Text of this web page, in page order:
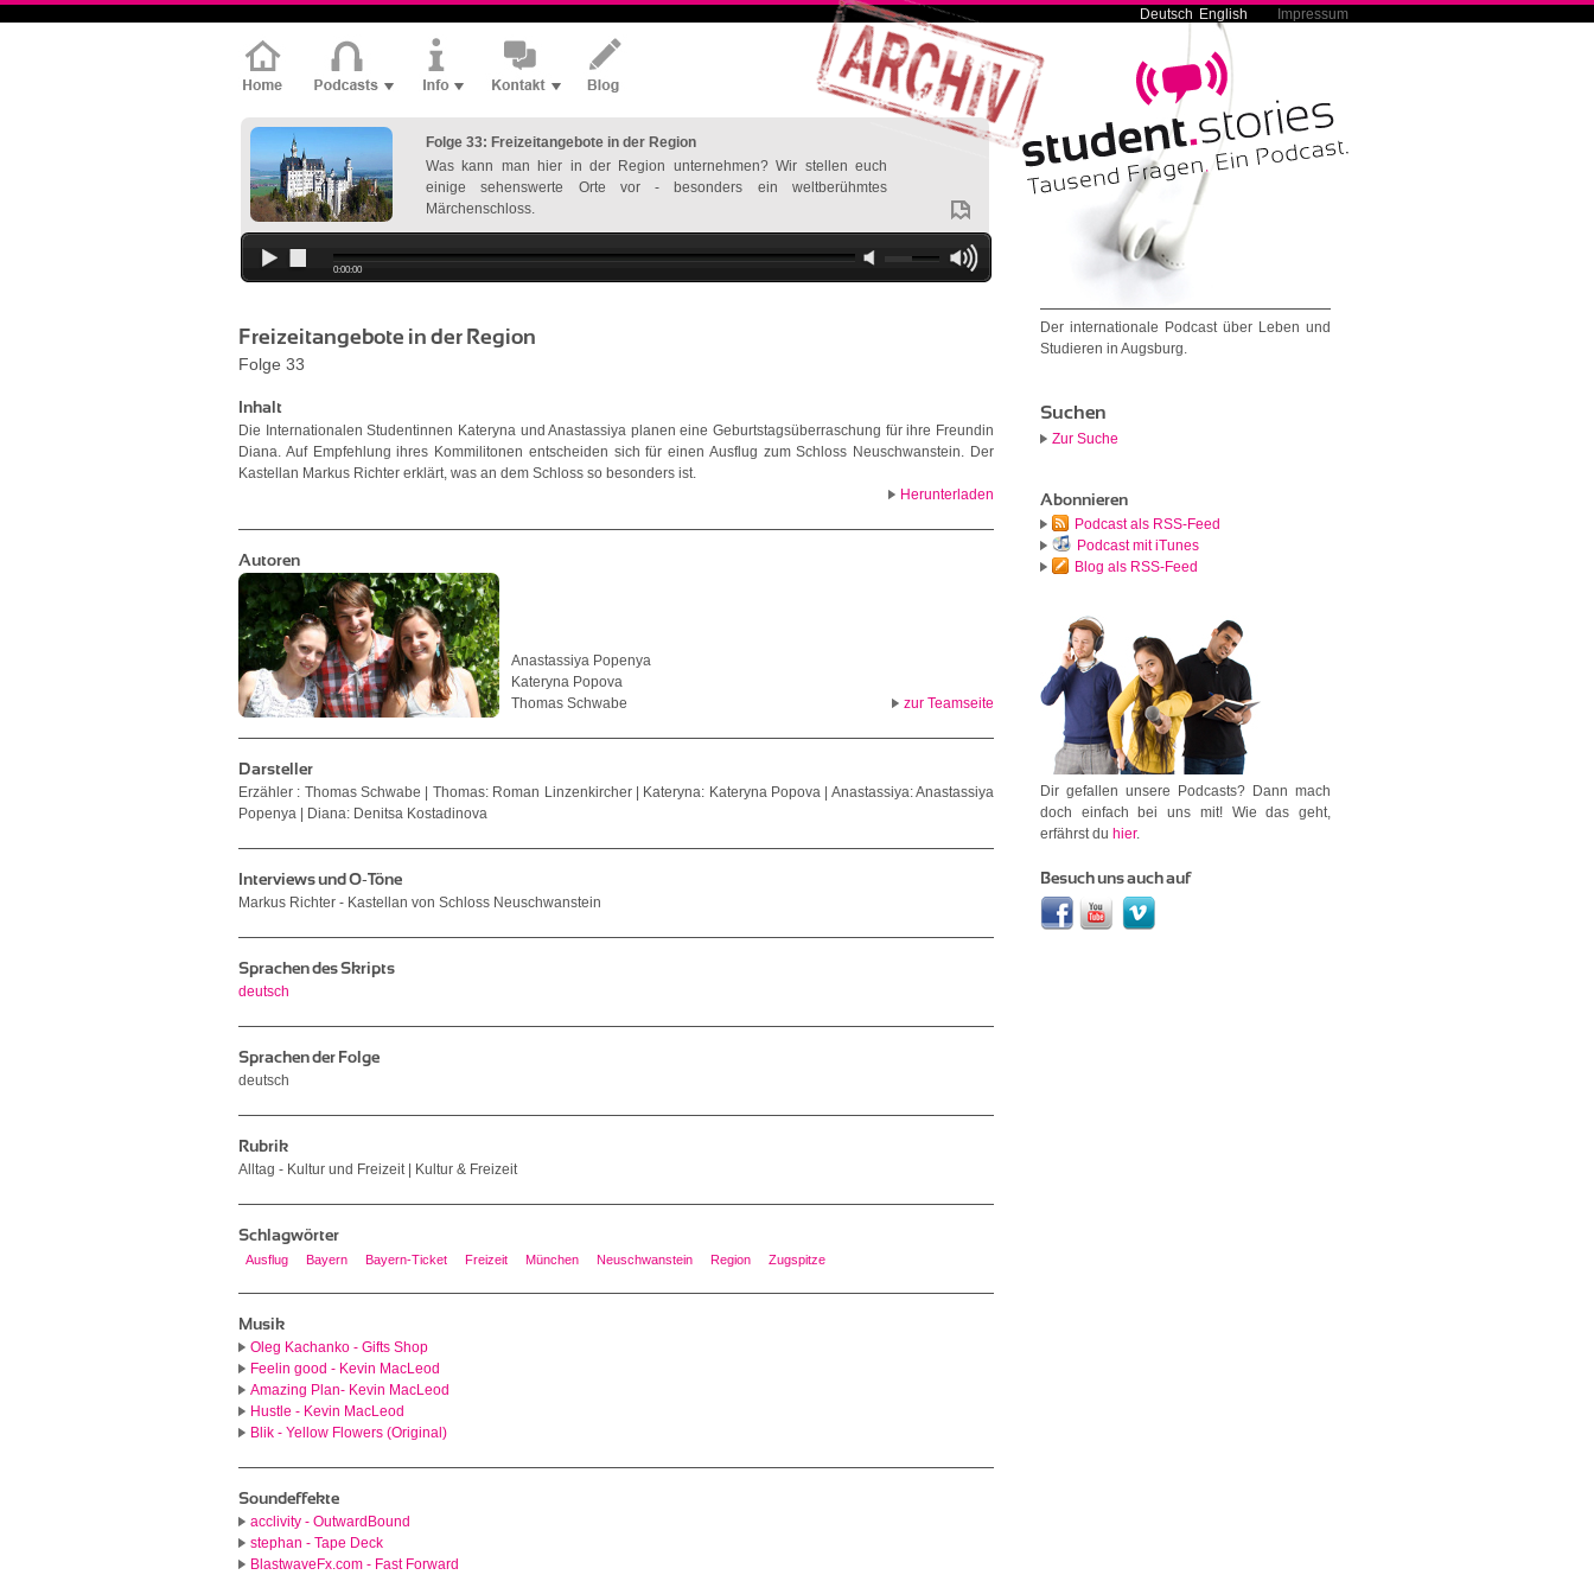
Impressum
English
Deutsch
Folge 33: Freizeitangebote in der Region
Was kann man hier in der Region unternehmen? Wir stellen euch
einige sehenswerte Orte vor - besonders ein weltberühmtes
Märchenschloss.
0:00:00
Freizeitangebote in der Region
Folge 33
Inhalt
Die Internationalen Studentinnen Kateryna und Anastassiya planen eine Geburtstagsüberraschung für ihre Freundin
Diana. Auf Empfehlung ihres Kommilitonen entscheiden sich für einen Ausflug zum Schloss Neuschwanstein. Der
Kastellan Markus Richter erklärt, was an dem Schloss so besonders ist.
Herunterladen
Autoren
Anastassiya Popenya
Kateryna Popova
Thomas Schwabe
zur Teamseite
Darsteller
Erzähler : Thomas Schwabe | Thomas: Roman Linzenkircher | Kateryna: Kateryna Popova | Anastassiya: Anastassiya
Popenya | Diana: Denitsa Kostadinova
Interviews und O-Töne
Markus Richter - Kastellan von Schloss Neuschwanstein
Sprachen des Skripts
deutsch
Sprachen der Folge
deutsch
Rubrik
Alltag - Kultur und Freizeit | Kultur & Freizeit
Schlagwörter
Ausflug Bayern Bayern-Ticket Freizeit München Neuschwanstein Region Zugspitze
Musik
Oleg Kachanko - Gifts Shop
Feelin good - Kevin MacLeod
Amazing Plan- Kevin MacLeod
Hustle - Kevin MacLeod
Blik - Yellow Flowers (Original)
Soundeffekte
acclivity - OutwardBound
stephan - Tape Deck
BlastwaveFx.com - Fast Forward
Der internationale Podcast über Leben und
Studieren in Augsburg.
Suchen
Zur Suche
Abonnieren
Podcast als RSS-Feed
Podcast mit iTunes
Blog als RSS-Feed
Dir gefallen unsere Podcasts? Dann mach
doch einfach bei uns mit! Wie das geht,
erfährst du hier.
Besuch uns auch auf